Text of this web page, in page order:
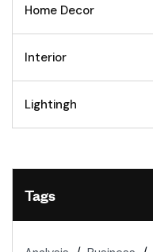
Home Decor
Interior
Lightingh
Tags